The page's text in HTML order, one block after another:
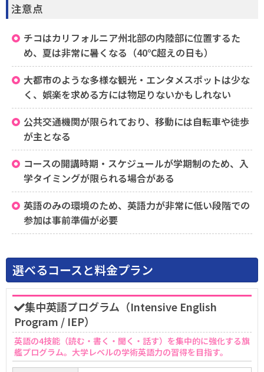
注意点
チコはカリフォルニア州北部の内陸部に位置するた
め、夏は非常に暑くなる（40℃超えの日も）
大都市のような多様な観光・エンタメスポットは少な
く、娯楽を求める方には物足りないかもしれない
公共交通機関が限られており、移動には自転車や徒歩
が主となる
コースの開講時期・スケジュールが学期制のため、入
学タイミングが限られる場合がある
英語のみの環境のため、英語力が非常に低い段階での
参加は事前準備が必要
選べるコースと料金プラン
集中英語プログラム（Intensive English
Program / IEP）
英語の4技能（読む・書く・聞く・話す）を集中的に強化する旗
艦プログラム。大学レベルの学術英語力の習得を目指す。